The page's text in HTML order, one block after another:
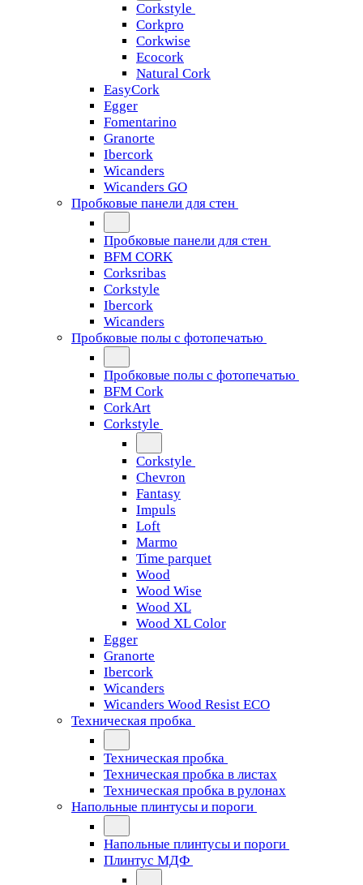
Corkstyle
Corkpro
Corkwise
Ecocork
Natural Cork
EasyCork
Egger
Fomentarino
Granorte
Ibercork
Wicanders
Wicanders GO
Пробковые панели для стен
Пробковые панели для стен
BFM CORK
Corksribas
Corkstyle
Ibercork
Wicanders
Пробковые полы с фотопечатью
Пробковые полы с фотопечатью
BFM Cork
CorkArt
Corkstyle
Corkstyle
Chevron
Fantasy
Impuls
Loft
Marmo
Time parquet
Wood
Wood Wise
Wood XL
Wood XL Color
Egger
Granorte
Ibercork
Wicanders
Wicanders Wood Resist ECO
Техническая пробка
Техническая пробка
Техническая пробка в листах
Техническая пробка в рулонах
Напольные плинтусы и пороги
Напольные плинтусы и пороги
Плинтус МДФ